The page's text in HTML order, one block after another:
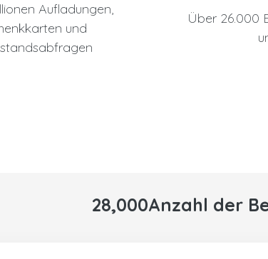
Aufladungen,
und
Über 26.000
28,000Anzahl der